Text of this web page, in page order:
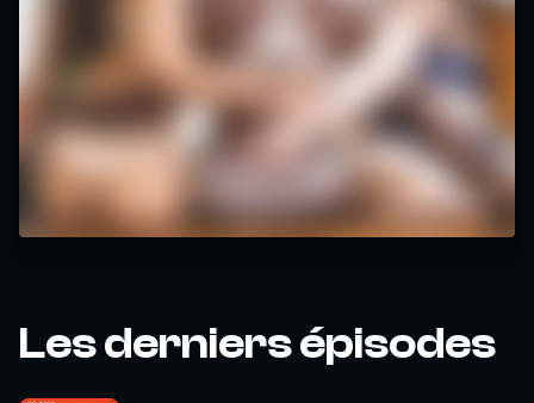
Les derniers épisodes